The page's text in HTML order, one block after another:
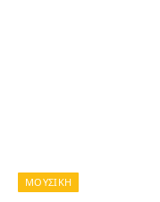
ΜΟΥΣΙΚΗ